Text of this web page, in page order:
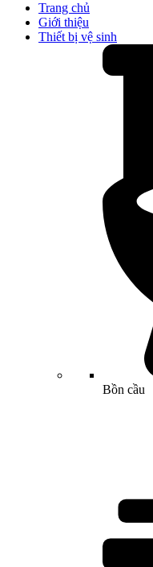
Trang chủ
Giới thiệu
Thiết bị vệ sinh
Bồn cầu